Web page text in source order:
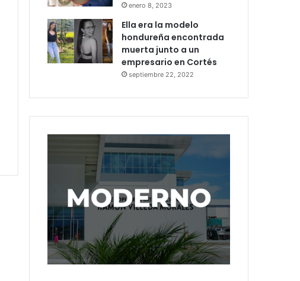
enero 8, 2023
Ella era la modelo
hondureña encontrada
muerta junto a un
empresario en Cortés
septiembre 22, 2022